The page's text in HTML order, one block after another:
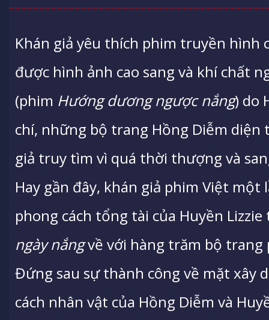
Khán giả yêu thích phim truyền hình
được hình ảnh cao sang và khí chất
(phim Hướng dương ngược nắng) do
chí, những bộ trang Hồng Diễm
giả truy tìm vì quá thời thượng và
Hay gần đây, khán giả phim Việt
phong cách tổng tài của Huyền
ngày nắngvề với hàng trăm bộ
Đứng sau sự thành công về mặt xây
cách nhân vật của Hồng Diễm và